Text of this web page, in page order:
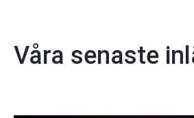
Våra senaste